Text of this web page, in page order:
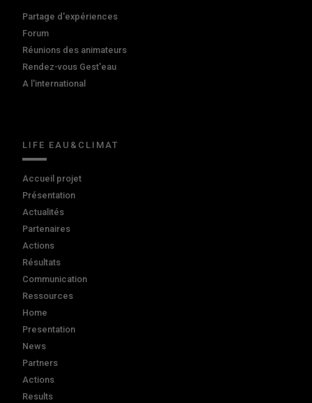
Partage d'expériences
Forum
Réunions des animateurs
Rendez-vous Gest'eau
A l'international
LIFE EAU&CLIMAT
Accueil projet
Présentation
Actualités
Partenaires
Actions
Résultats
Communication
Ressources
Home
Presentation
News
Partners
Actions
Results